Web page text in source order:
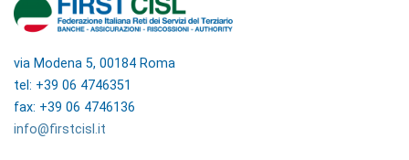
via Modena 5, 00184 Roma
tel: +39 06 4746351
fax: +39 06 4746136
info@firstcisl.it